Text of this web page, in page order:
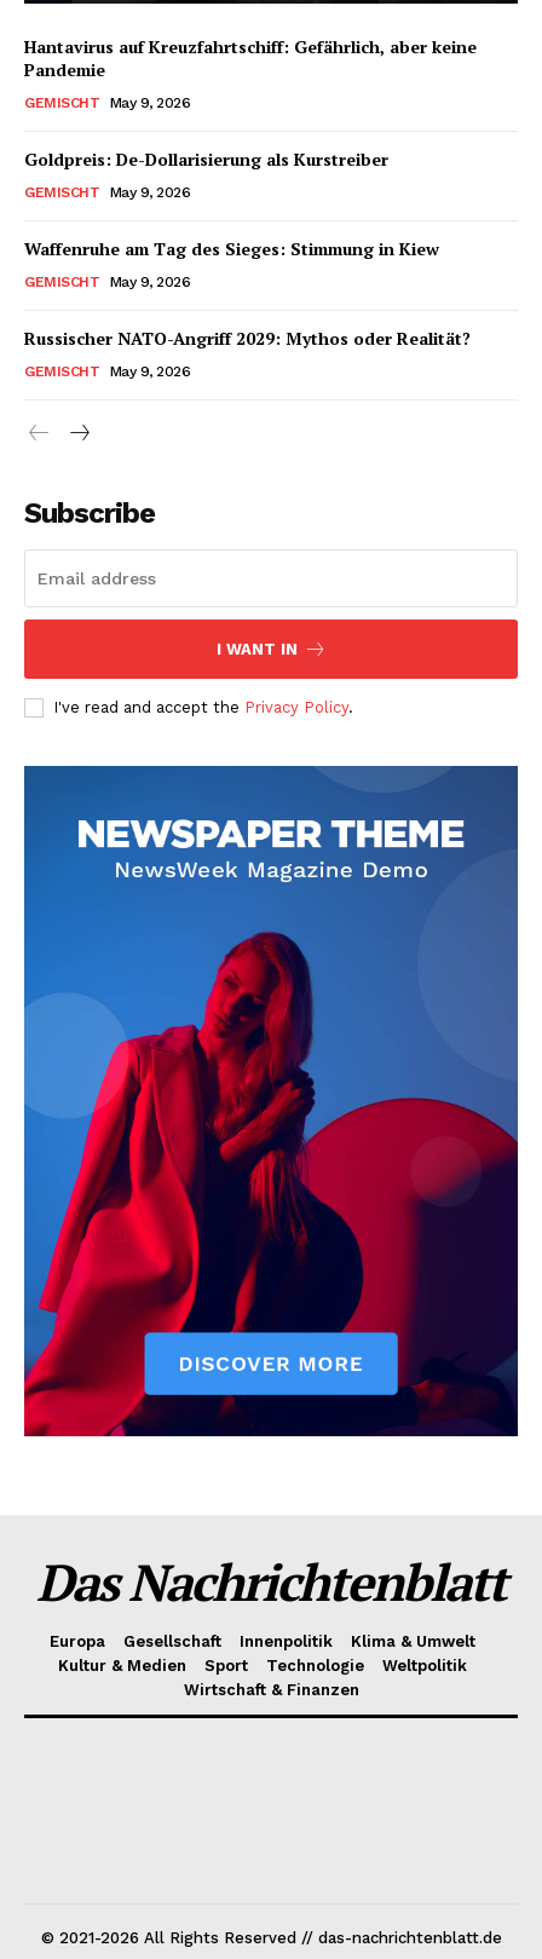
Hantavirus auf Kreuzfahrtschiff: Gefährlich, aber keine
Pandemie
GEMISCHT May 9, 2026
Goldpreis: De-Dollarisierung als Kurstreiber
GEMISCHT May 9, 2026
Waffenruhe am Tag des Sieges: Stimmung in Kiew
GEMISCHT May 9, 2026
Russischer NATO-Angriff 2029: Mythos oder Realität?
GEMISCHT May 9, 2026
Subscribe
I WANT IN
I've read and accept the Privacy Policy.
Das Nachrichtenblatt
Europa Gesellschaft Innenpolitik
Klima & Umwelt
Kultur & Medien
Sport Technologie
Weltpolitik
Wirtschaft & Finanzen
© 2021-2026 All Rights Reserved // das-nachrichtenblatt.de